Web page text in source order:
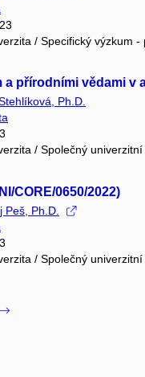
/ Specifický výzkum
přírodními vědami v
Ph.D.
/ Společný univerzitní
CORE/0650/2022)
Peš, Ph.D.
/ Společný univerzitní